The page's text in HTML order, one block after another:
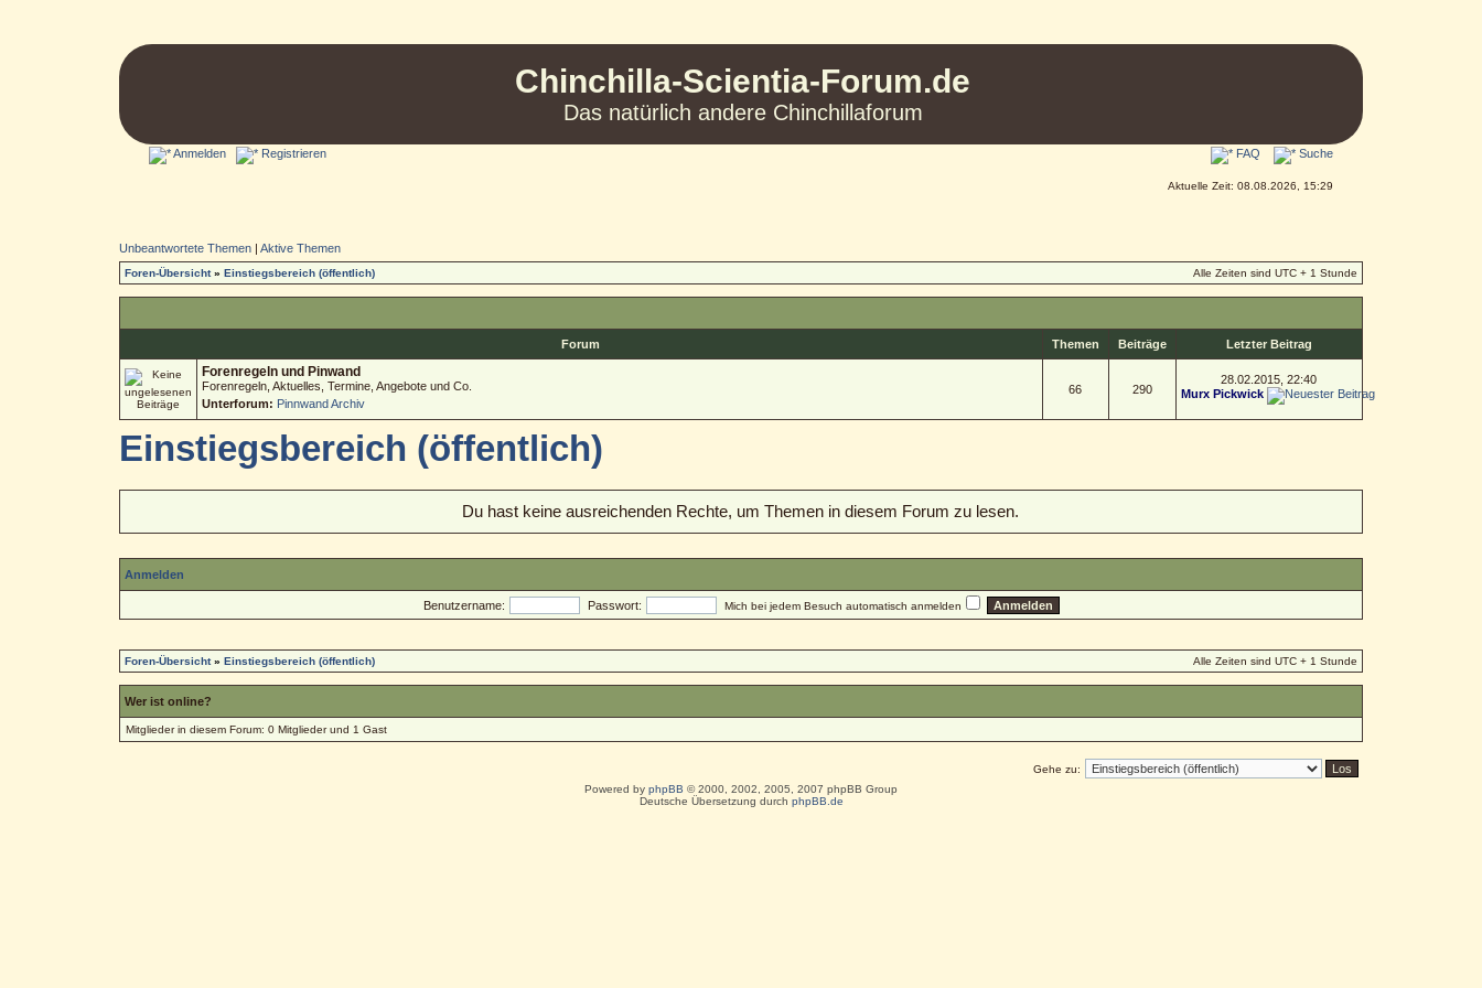
Chinchilla-Scientia-Forum.de
Das natürlich andere Chinchillaforum
Anmelden Registrieren FAQ Suche
Aktuelle Zeit: 08.08.2026, 15:29
Unbeantwortete Themen| Aktive Themen
Foren-Übersicht» Einstiegsbereich (öffentlich) Alle Zeiten sind UTC + 1 Stunde
Forum Themen Beiträge Letzter Beitrag
Forenregeln und Pinwand
Forenregeln, Aktuelles, Termine, Angebote und Co.
Unterforum: Pinnwand Archiv
66 290
28.02.2015, 22:40
Murx Pickwick
Einstiegsbereich (öffentlich)
Du hast keine ausreichenden Rechte, um Themen in diesem Forum zu lesen.
Anmelden
Benutzername: Passwort: Mich bei jedem Besuch automatisch anmelden
Foren-Übersicht» Einstiegsbereich (öffentlich) Alle Zeiten sind UTC + 1 Stunde
Wer ist online?
Mitglieder in diesem Forum: 0 Mitglieder und 1 Gast
Gehe zu:
Powered by phpBB © 2000, 2002, 2005, 2007 phpBB Group
Deutsche Übersetzung durch phpBB.de